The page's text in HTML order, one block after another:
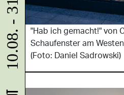
"Hab ich gemacht!" von
Schaufenster am
(Foto: Daniel Sadrowski)
10.08. - 31.08.